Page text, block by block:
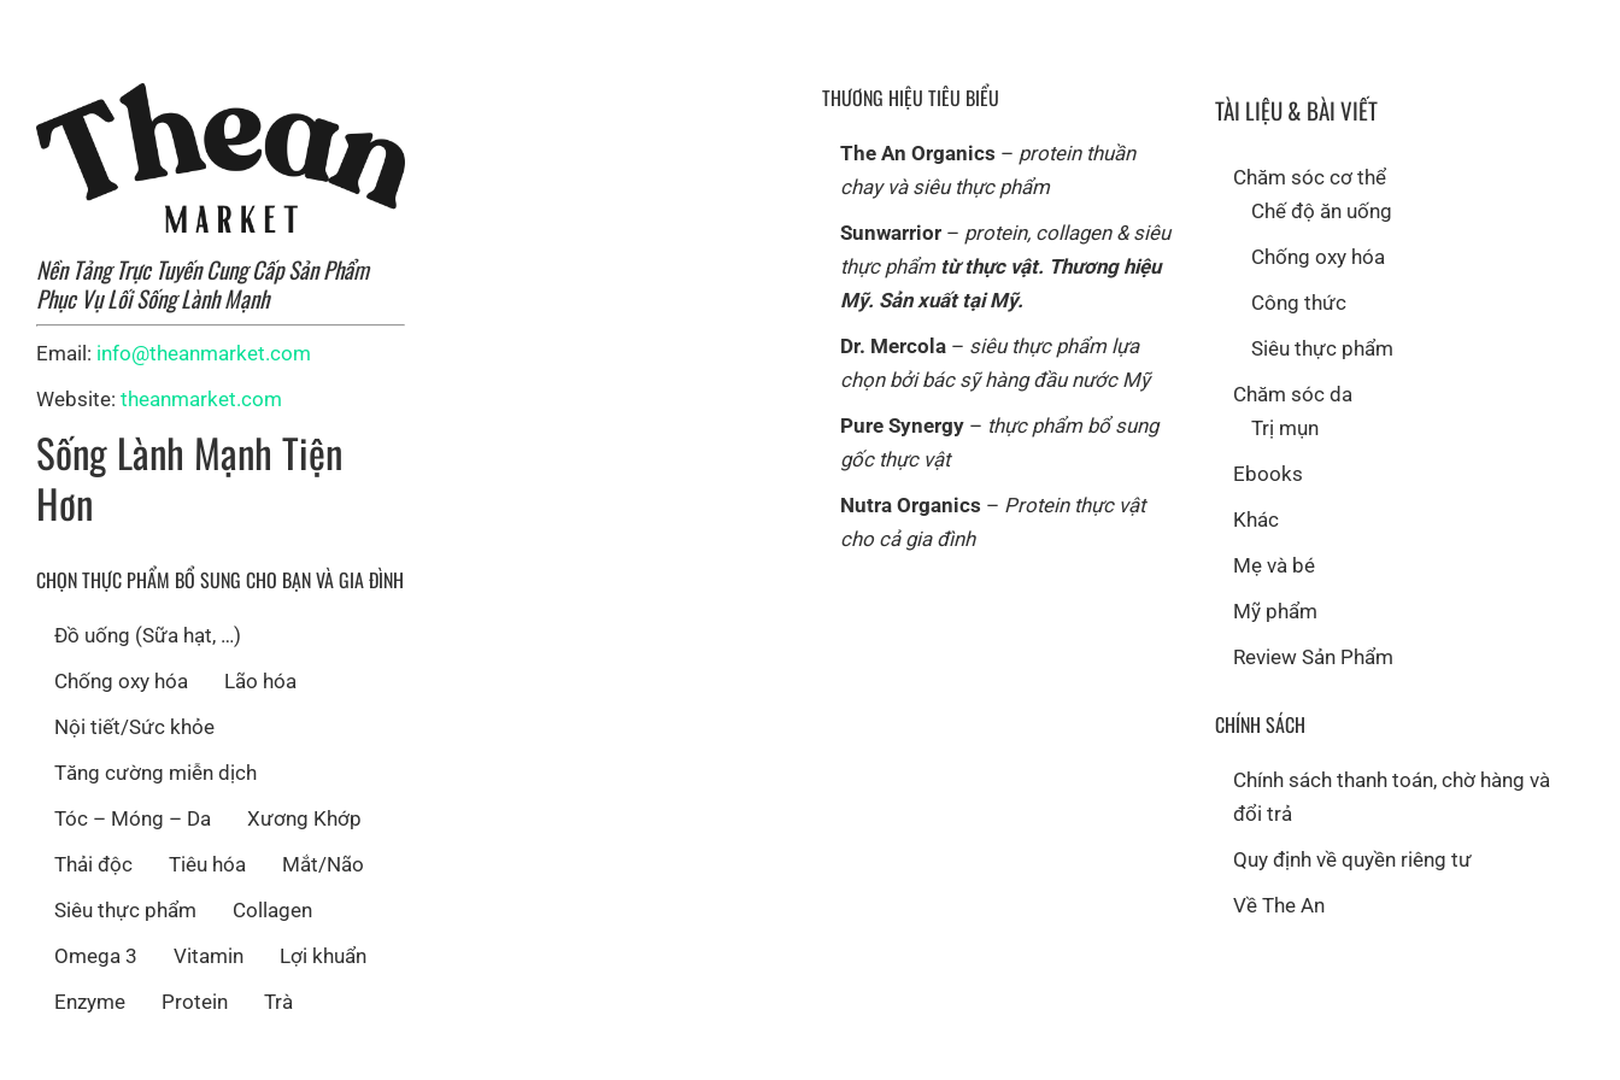
Nền Tảng Trực Tuyến Cung Cấp Sản Phẩm
Phục Vụ Lối Sống Lành Mạnh
Email: info@theanmarket.com
Website: theanmarket.com
Sống Lành Mạnh Tiện
Hơn
CHỌN THỰC PHẨM BỔ SUNG CHO BẠN VÀ GIA ĐÌNH
Đồ uống (Sữa hạt, …)
Chống oxy hóa
Lão hóa
Nội tiết/Sức khỏe
Tăng cường miễn dịch
Tóc – Móng – Da
Xương Khớp
Thải độc
Tiêu hóa
Mắt/Não
Siêu thực phẩm
Collagen
Omega 3
Vitamin
Lợi khuẩn
Enzyme
Protein Trà
THƯƠNG HIỆU TIÊU BIỂU
The An Organics – protein thuần
chay và siêu thực phẩm
Sunwarrior – protein, collagen & siêu
thực phẩm từ thực vật. Thương hiệu
Mỹ. Sản xuất tại Mỹ.
Dr. Mercola – siêu thực phẩm lựa
chọn bởi bác sỹ hàng đầu nước Mỹ
Pure Synergy – thực phẩm bổ sung
gốc thực vật
Nutra Organics – Protein thực vật
cho cả gia đình
TÀI LIỆU & BÀI VIẾT
Chăm sóc cơ thể
Chế độ ăn uống
Chống oxy hóa
Công thức
Siêu thực phẩm
Chăm sóc da
Trị mụn
Ebooks
Khác
Mẹ và bé
Mỹ phẩm
Review Sản Phẩm
CHÍNH SÁCH
Chính sách thanh toán, chờ hàng và
đổi trả
Quy định về quyền riêng tư
Về The An